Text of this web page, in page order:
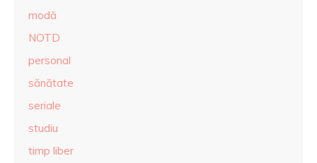
modă
NOTD
personal
sănătate
seriale
studiu
timp liber